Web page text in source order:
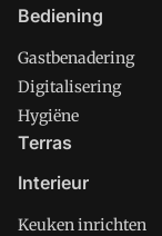
Bediening
Gastbenadering
Digitalisering
Hygiëne
Terras
Interieur
Keuken inrichten